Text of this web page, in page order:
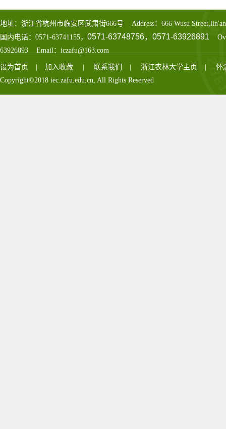
地址：浙江省杭州市临安区武肃街666号 Address：666 Wusu Street,lin'an
国内电话：0571-63741155， 0571-63748756，0571-63926891
63926893 Email：iczafu@163.com
设为首页 加入收藏 联系我们 浙江农林大学主页
怀
Copyright©2018 iec.zafu.edu.cn, All Rights Reserved